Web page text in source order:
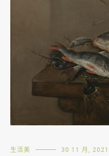
生活美 30 11 月, 2021